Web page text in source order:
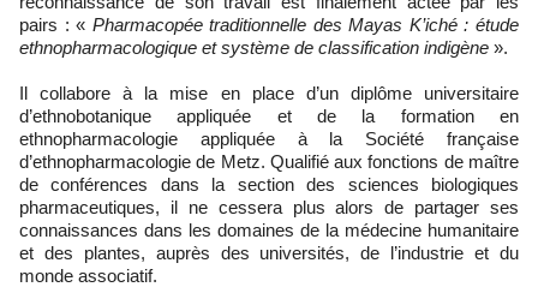
pairs : « Pharmacopée traditionnelle des Mayas K’iché : étude
ethnopharmacologique et système de classification indigène ».
Il collabore à la mise en place d’un diplôme universitaire
d’ethnobotanique appliquée et de la formation en
ethnopharmacologie appliquée à la Société française
d’ethnopharmacologie de Metz. Qualifié aux fonctions de maître
de conférences dans la section des sciences biologiques
pharmaceutiques, il ne cessera plus alors de partager ses
connaissances dans les domaines de la médecine humanitaire
et des plantes, auprès des universités, de l’industrie et du
monde associatif.